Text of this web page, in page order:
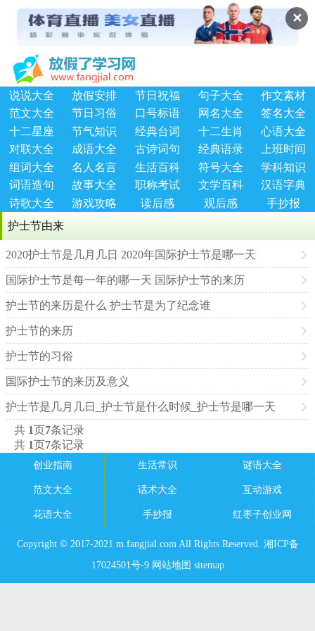
✕
说说大全 放假安排 节日祝福 句子大全
作文素材
范文大全
节日习俗 口号标语 网名大全
签名大全
十二星座
节气知识 经典台词 十二生肖
心语大全
对联大全
成语大全 古诗词句 经典语录
上班时间
组词大全
名人名言 生活百科 符号大全
学科知识
词语造句
故事大全 职称考试 文学百科
汉语字典
诗歌大全
游戏攻略 读后感 观后感
手抄报
护士节由来
2020护士节是几月几日 2020年国际护士节是哪一天
国际护士节是每一年的哪一天 国际护士节的来历
护士节的来历是什么 护士节是为了纪念谁
护士节的来历
护士节的习俗
国际护士节的来历及意义
护士节是几月几日_护士节是什么时候_护士节是哪一天
共 1页7条记录
共 1页7条记录
创业指南 生活常识 谜语大全
范文大全 话术大全 互动游戏
花语大全 手抄报 红枣子创业网
Copyright © 2017-2021 m.fangjial.com All Rights Reserved. 湘ICP备
17024501号-9 网站地图 sitemap